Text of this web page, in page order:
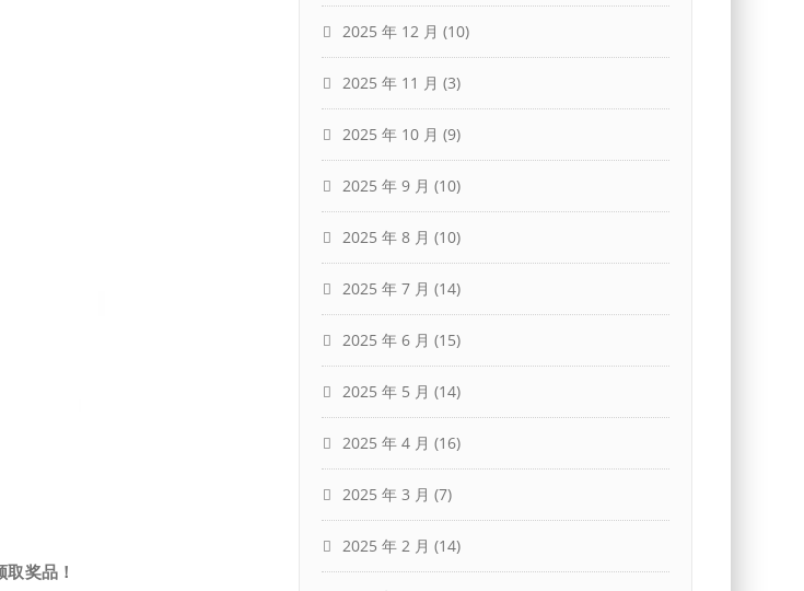
奖品！
2025 年 12 月 (10)
2025 年 11 月 (3)
2025 年 10 月 (9)
2025 年 9 月 (10)
2025 年 8 月 (10)
2025 年 7 月 (14)
2025 年 6 月 (15)
2025 年 5 月 (14)
2025 年 4 月 (16)
2025 年 3 月 (7)
2025 年 2 月 (14)